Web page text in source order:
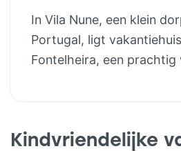
richting zee. Alle
zoals: privé zwembad
internet, Nederlandse
Het huis beschikt over
In Vila Nune, een klein
Portugal, ligt
Fontelheira, een
lodgetenten met
Kindvriendelijke